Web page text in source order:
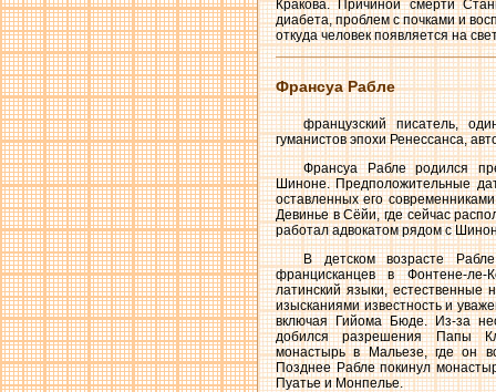
Кракова. Причиной смерти
диабета, проблем с почками и
откуда человек появляется на
Франсуа Рабле
французский писатель,
гуманистов эпохи Ренессанса,
Франсуа Рабле родился
Шиноне. Предположительные
оставленных его
Девинье в Сёйи, где сейчас
работал адвокатом рядом с
В детском возрасте
францисканцев в Фонтене-
латинский языки, естественные
изысканиями известность и
включая Гийома Бюде. Из-за
добился разрешения Папы
монастырь в Мальезе, где он
Позднее Рабле покинул
Пуатье и Монпелье.